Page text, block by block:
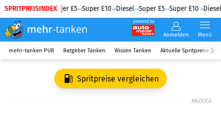
SPRITPREISINDEX
Diesel Super E5 Super E10 Diesel Super E5 Super E10 Diesel
powered by
Anmelden Menü
mehr-tanken PUR Ratgeber Tanken Wissen Tanken Aktuelle Spritpreise
Spritpreise vergleichen
ANZEIGE